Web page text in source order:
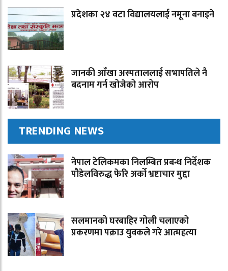
प्रदेशका २४ वटा विद्यालयलाई नमूना बनाइने
जानकी आँखा अस्पताललाई सभापतिले नै
बदनाम गर्न खोजेको आरोप
TRENDING NEWS
नेपाल टेलिकमका निलम्बित प्रबन्ध निर्देशक
पौडेलविरुद्ध फेरि अर्को भ्रष्टाचार मुद्दा
सलमानको घरबाहिर गोली चलाएको
प्रकरणमा पक्राउ युवकले गरे आत्महत्या